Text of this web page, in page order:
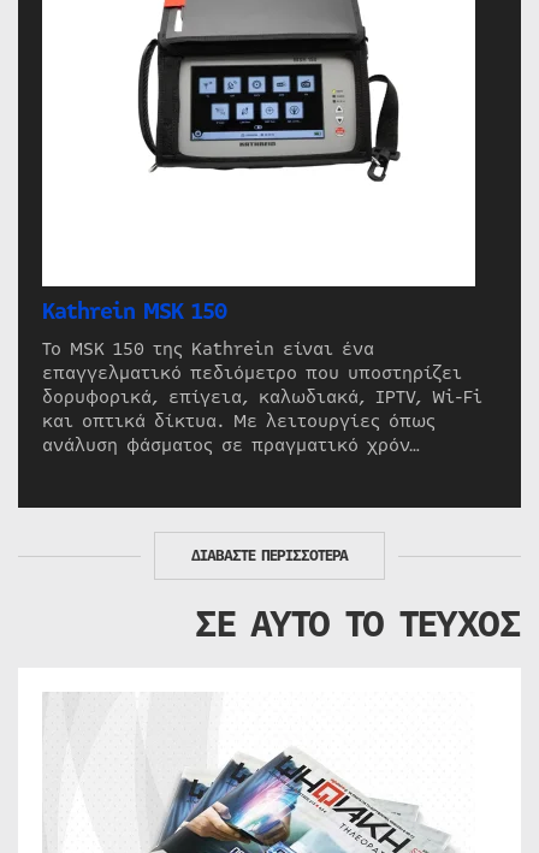
Kathrein MSK 150
Το MSK 150 της Kathrein είναι ένα
επαγγελματικό πεδιόμετρο που υποστηρίζει
δορυφορικά, επίγεια, καλωδιακά, IPTV, Wi-Fi
και οπτικά δίκτυα. Με λειτουργίες όπως
ανάλυση φάσματος σε πραγματικό χρόν…
ΔΙΑΒΑΣΤΕ ΠΕΡΙΣΣΟΤΕΡΑ
ΣΕ ΑΥΤΟ ΤΟ ΤΕΥΧΟΣ